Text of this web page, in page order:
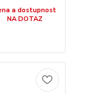
a dostupnost
NA DOTAZ